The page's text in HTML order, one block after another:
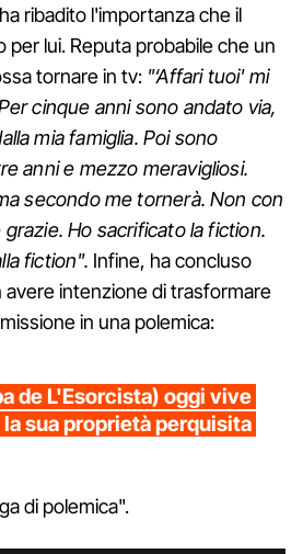
ribadito l'importanza che il
per lui. Reputa probabile che un
tornare in tv: "‘Affari tuoi' mi
cinque anni sono andato via,
mia famiglia. Poi sono
anni e mezzo meravigliosi.
secondo me tornerà. Non con
Ho sacrificato la fiction.
fiction". Infine, ha concluso
intenzione di trasformare
in una polemica:
de L'Esorcista) oggi vive
sua proprietà perquisita
di polemica".